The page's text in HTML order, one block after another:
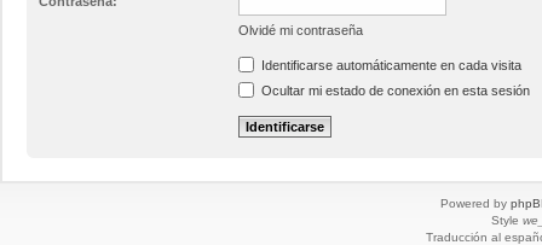
Olvidé mi contraseña
Identificarse automáticamente en cada visita
Ocultar mi estado de conexión en esta sesión
Powered by
Style
Traducción al